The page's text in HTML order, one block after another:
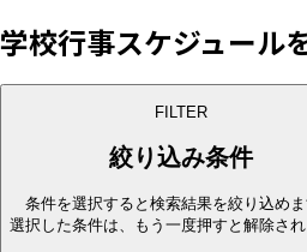
学校行事スケジュール
FILTER
絞り込み条件
条件を選択すると検索結果を絞り込めま
選択した条件は、もう一度押すと解除され